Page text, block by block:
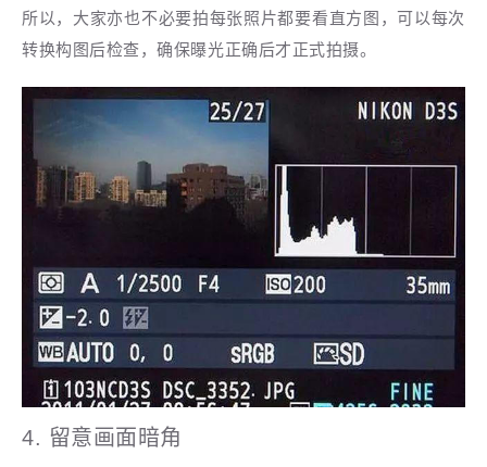
所以， 大家亦也不必要拍每张照片都要看直方图，可以每次
转换构图后检查，确保曝光正确后才正式拍摄。
4. 留意画面暗角